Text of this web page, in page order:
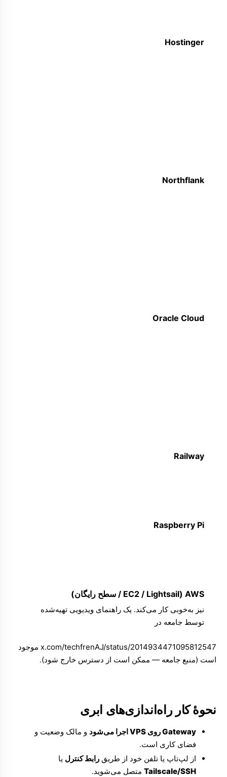
Hostinger
Northflank
Oracle Cloud
Railway
Raspberry Pi
AWS (EC2 / Lightsail / سطح رایگان)
نیز به‌خوبی کار می‌کند. یک راهنمای ویدیویی تهیه‌شده
توسط جامعه در
x.com/techfrenAJ/status/2014934471095812547 موجود
است (منبع جامعه — ممکن است از دسترس خارج شود).
نحوهٔ کار راه‌اندازی‌های ابری
Gateway روی VPS اجرا می‌شود
و مالک وضعیت و
فضای کاری است.
از لپ‌تاپ یا تلفن خود از طریق رابط کنترل یا
Tailscale/SSH متصل می‌شوید.